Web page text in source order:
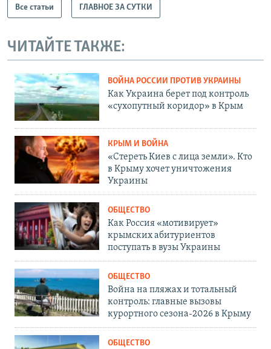
Все статьи ГЛАВНОЕ ЗА СУТКИ
ЧИТАЙТЕ ТАКЖЕ:
ВОЙНА РОССИИ ПРОТИВ УКРАИНЫ
Как Украина берет под контроль
«сухопутный коридор» в Крым
КРЫМ И ВОЙНА
«Стереть Киев с лица земли». Кто
в Крыму хочет уничтожения
Украины
ОБЩЕСТВО
Как Россия «мотивирует»
крымских абитуриентов
поступать в вузы Украины
ОБЩЕСТВО
Война на пляжах и тотальный
контроль: главные вызовы
курортного сезона-2026 в Крыму
ОБЩЕСТВО